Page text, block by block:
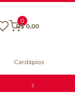
0
R$ 0,00
Cardápios